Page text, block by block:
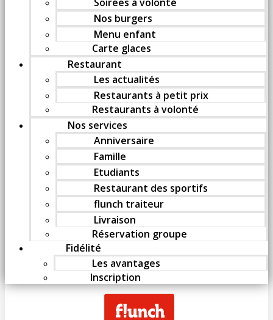
Nos burgers
Menu enfant
Carte glaces
Restaurant
Les actualités
Restaurants à petit prix
Restaurants à volonté
Nos services
Anniversaire
Famille
Etudiants
Restaurant des sportifs
flunch traiteur
Livraison
Réservation groupe
Fidélité
Les avantages
Inscription